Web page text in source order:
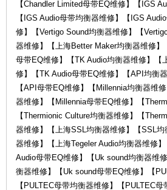
【Chandler Limited母带EQ维修】【IGS
【IGS Audio母带均衡器维修】【IGS
修】【Vertigo Sound均衡器维修】【
器维修】【上海Better Maker均衡器维修
母带EQ维修】【TK Audio均衡器维修】【
修】【TK Audio母带EQ维修】【API均衡
【API母带EQ维修】【Millennia均衡器维
器维修】【Millennia母带EQ维修】【
【Thermionic Culture均衡器维修】【
器维修】【上海SSL均衡器维修】【SSL
器维修】【上海Tegeler Audio均衡器维修
Audio母带EQ维修】【Uk sound均衡器维
衡器维修】【Uk sound母带EQ维修】【
【PULTEC母带均衡器维修】【PULTEC